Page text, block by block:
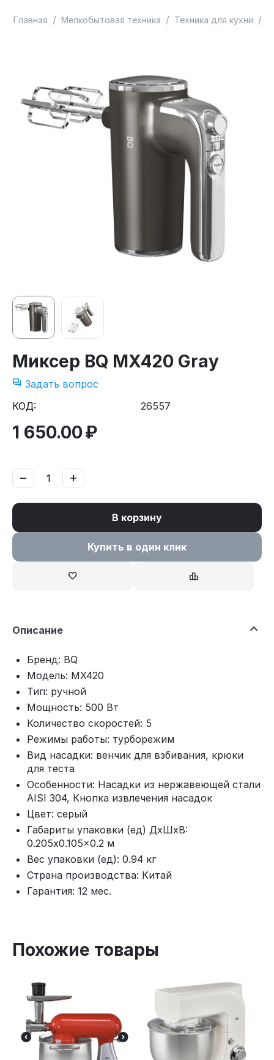
Главная / Мелкобытовая техника / Техника для кухни /
Миксер BQ MX420 Gray
Задать вопрос
КОД:
26557
1 650.00₽
+
−
В корзину
Купить в один клик
Описание
Бренд: BQ
Модель: MX420
Тип: ручной
Мощность: 500 Вт
Количество скоростей: 5
Режимы работы: турборежим
Вид насадки: венчик для взбивания, крюки
для теста
Особенности: Насадки из нержавеющей стали
AISI 304, Кнопка извлечения насадок
Цвет: серый
Габариты упаковки (ед) ДхШхВ:
0.205x0.105x0.2 м
Вес упаковки (ед): 0.94 кг
Страна производства: Китай
Гарантия: 12 мес.
Похожие товары